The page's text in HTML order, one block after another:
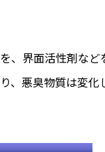
、界面活性剤な
、悪臭物質は変